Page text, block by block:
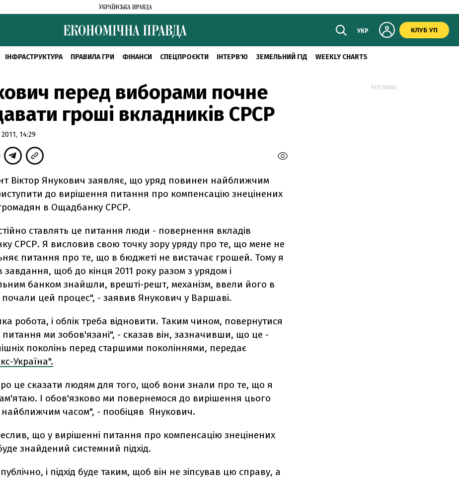
УКР КЛУБ УП
ІНФРАСТРУКТУРА ПРАВИЛА ГРИ ФІНАНСИ СПЕЦПРОЄКТИ ІНТЕРВ'Ю ЗЕМЕЛЬНИЙ ГІД WEEKLY CHARTS
перед виборами почне
гроші вкладників СРСР
14:29
Віктор Янукович заявляє, що уряд повинен найближчим
до вирішення питання про компенсацію знецінених
в Ощадбанку СРСР.
ставлять це питання люди - повернення вкладів
СРСР. Я висловив свою точку зору уряду про те, що мене не
питання про те, що в бюджеті не вистачає грошей. Тому я
завдання, щоб до кінця 2011 року разом з урядом і
банком знайшли, врешті-решт, механізм, ввели його в
почали цей процес", - заявив Янукович у Варшаві.
робота, і облік треба відновити. Таким чином, повернутися
ми зобов'язані", - сказав він, зазначивши, що це -
поколінь перед старшими поколіннями, передає
Україна".
це сказати людям для того, щоб вони знали про те, що я
І обов'язково ми повернемося до вирішення цього
часом", - пообіцяв Янукович.
що у вирішенні питання про компенсацію знецінених
знайдений системний підхід.
і підхід буде таким, щоб він не зіпсував цю справу, а
РЕКЛАМА: